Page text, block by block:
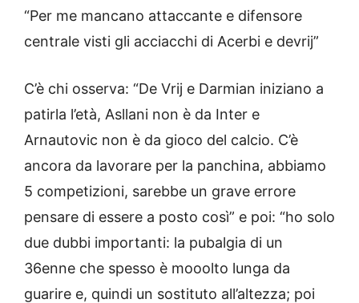
“Per me mancano attaccante e difensore
centrale visti gli acciacchi di Acerbi e devrij”
C’è chi osserva: “De Vrij e Darmian iniziano a
patirla l’età, Asllani non è da Inter e
Arnautovic non è da gioco del calcio. C’è
ancora da lavorare per la panchina, abbiamo
5 competizioni, sarebbe un grave errore
pensare di essere a posto così” e poi: “ho solo
due dubbi importanti: la pubalgia di un
36enne che spesso è mooolto lunga da
guarire e, quindi un sostituto all’altezza; poi